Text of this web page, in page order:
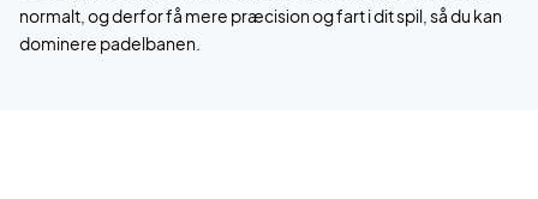
normalt, og derfor få mere præcision og fart i dit spil, så du kan
dominere padelbanen.